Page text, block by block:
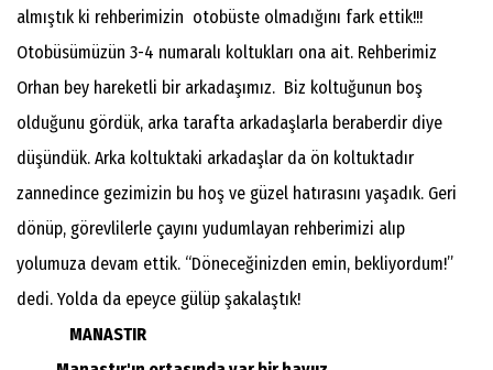
almıştık ki rehberimizin otobüste olmadığını fark ettik!!!
Otobüsümüzün 3-4 numaralı koltukları ona ait. Rehberimiz
Orhan bey hareketli bir arkadaşımız. Biz koltuğunun boş
olduğunu gördük, arka tarafta arkadaşlarla beraberdir diye
düşündük. Arka koltuktaki arkadaşlar da ön koltuktadır
zannedince gezimizin bu hoş ve güzel hatırasını yaşadık. Geri
dönüp, görevlilerle çayını yudumlayan rehberimizi alıp
yolumuza devam ettik. “Döneceğinizden emin, bekliyordum!”
dedi. Yolda da epeyce gülüp şakalaştık!
MANASTIR